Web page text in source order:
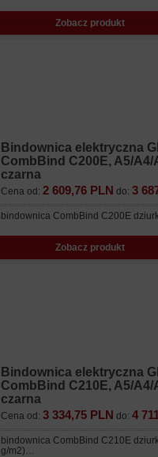
Zobacz produkt
Bindownica elektryczna
CombBind C200E, A5/A4/
czarna
Cena od: 2 609,76 PLN do: 3
bindownica CombBind C200E
Zobacz produkt
Bindownica elektryczna
CombBind C210E, A5/A4/
czarna
Cena od: 3 334,75 PLN do: 4
bindownica CombBind C210E
g/m2)…